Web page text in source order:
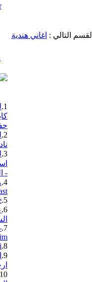
1.
2.
3.
-
4.
5.
6.
7.
8.
9.
10.
القسم التالي : اغاني هندية